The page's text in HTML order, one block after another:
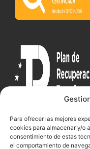
Para ofrecer las mejores
cookies para almacenar y/o
consentimiento de estas
el comportamiento de